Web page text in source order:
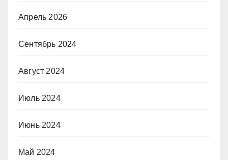
Апрель 2026
Сентябрь 2024
Август 2024
Июль 2024
Июнь 2024
Май 2024